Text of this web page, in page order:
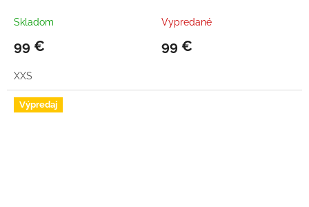
Skladom
99 €
XXS
Vypredané
99 €
Výpredaj